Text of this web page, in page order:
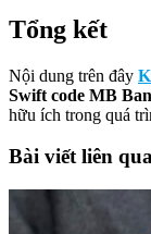
Tổng kết
Nội dung trên đây
Swift code MB
hữu ích trong quá
Bài viết liên